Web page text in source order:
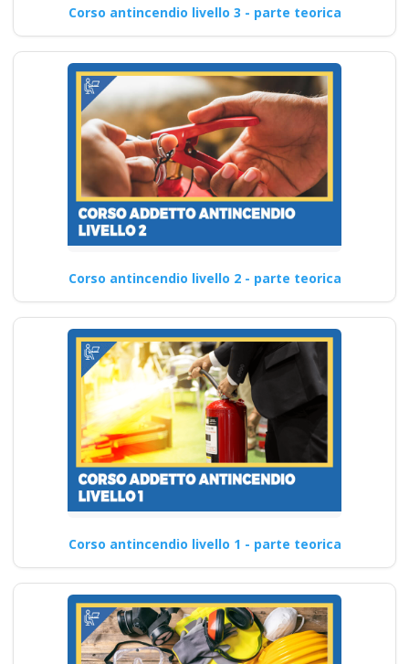
Corso antincendio livello 3 - parte teorica
Corso antincendio livello 2 - parte teorica
Corso antincendio livello 1 - parte teorica